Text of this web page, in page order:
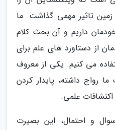
تاثیر مهمی گذاشت. ما
داریم و آن بحث کلام
از دستاورد های علم برای
می کنیم. یکی از معروف
رواج داشته، پایدار کردن
علمی.
و احتمال، این بصیرت